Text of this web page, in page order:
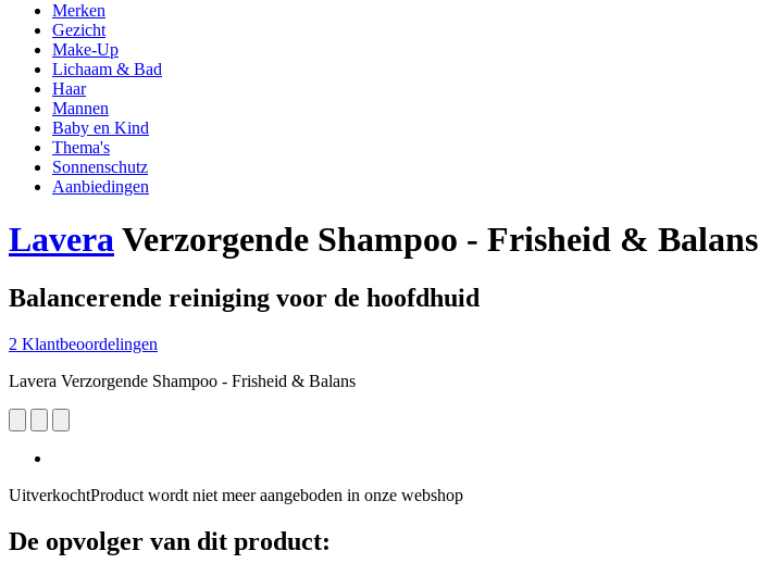
Merken
Gezicht
Make-Up
Lichaam & Bad
Haar
Mannen
Baby en Kind
Thema's
Sonnenschutz
Aanbiedingen
LaveraVerzorgende Shampoo - Frisheid & Balans
Balancerende reiniging voor de hoofdhuid
2 Klantbeoordelingen
Lavera Verzorgende Shampoo - Frisheid & Balans
UitverkochtProduct wordt niet meer aangeboden in onze webshop
De opvolger van dit product: